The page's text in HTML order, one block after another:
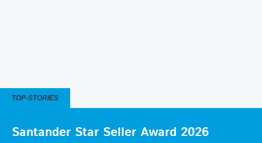
TOP-STORIES
Santander Star Seller Award 2026